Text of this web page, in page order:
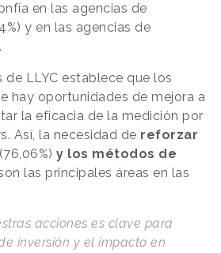
en las agencias de
y en las agencias de
de LLYC establece que los
hay oportunidades de mejora a
la eficacia de la medición por
Así, la necesidad de reforzar
(76,06%) y los métodos de
son las principales áreas en las
acciones es clave para
inversión y el impacto en